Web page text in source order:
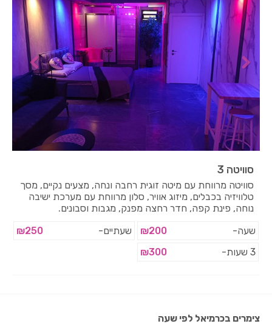
סוויטה 3
סוויטה מרווחת עם מיטה זוגית רחבה ונחה, מצעים נקיים, מסך
טלוויזיה בכבלים, מיזוג אוויר, סלון מרווחת עם מערכת ישיבה
נוחה, פינת קפה, חדר רחצה מפנק, מגבות וסבונים.
שעה-
₪200 שעתיים-
₪250
3 שעות-
₪300
צימרים בכרמיאל לפי שעה